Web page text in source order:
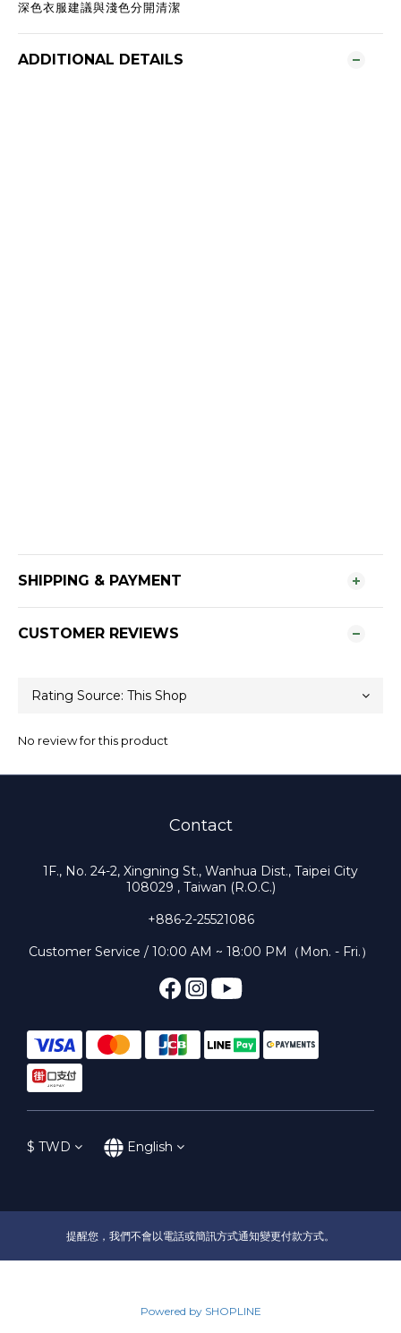
深色衣服建議與淺色分開清潔
ADDITIONAL DETAILS
SHIPPING & PAYMENT
CUSTOMER REVIEWS
No review for this product
Contact
1F., No. 24-2, Xingning St., Wanhua Dist., Taipei City
108029 , Taiwan (R.O.C.)
+886-2-25521086
Customer Service / 10:00 AM ~ 18:00 PM（Mon. - Fri.）
$ TWD English
提醒您，我們不會以電話或簡訊方式通知變更付款方式。
Powered by SHOPLINE